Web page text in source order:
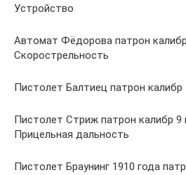
Устройство
Автомат Фёдорова патрон
Скорострельность
Пистолет Балтиец патрон
Пистолет Стриж патрон калибр 9
Прицельная дальность
Пистолет Браунинг 1910 года